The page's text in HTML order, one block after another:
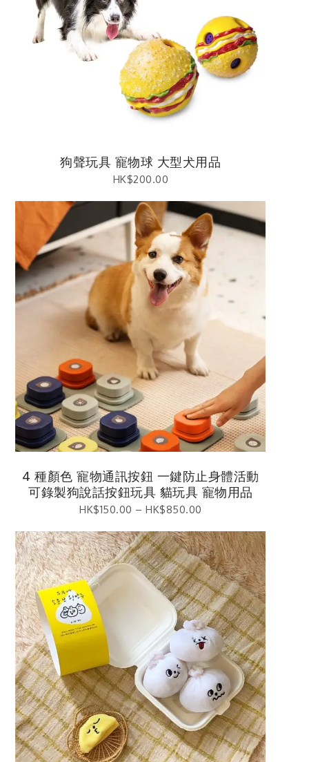
狗聲玩具 寵物球 大型犬用品
HK$200.00
4 種顏色 寵物通訊按鈕 一鍵防止身體活動
可錄製狗說話按鈕玩具 貓玩具 寵物用品
HK$150.00 – HK$850.00